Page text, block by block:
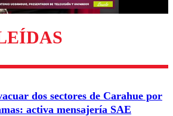
dos sectores de Carahue por
activa mensajería SAE